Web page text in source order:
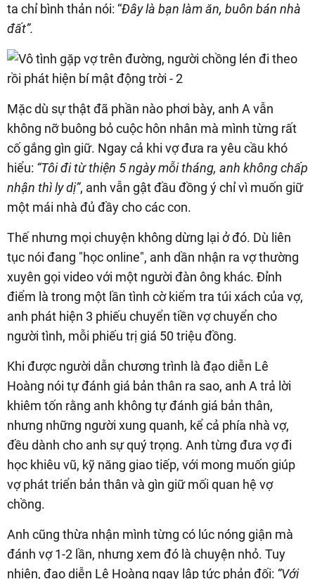
ta chỉ bình thản nói: “Đây là bạn làm ăn, buôn bán nhà
đất”.
Mặc dù sự thật đã phần nào phơi bày, anh A vẫn
không nỡ buông bỏ cuộc hôn nhân mà mình từng rất
cố gắng gìn giữ. Ngay cả khi vợ đưa ra yêu cầu khó
hiểu: “Tôi đi từ thiện 5 ngày mỗi tháng, anh không chấp
nhận thì ly dị”, anh vẫn gật đầu đồng ý chỉ vì muốn giữ
một mái nhà đủ đầy cho các con.
Thế nhưng mọi chuyện không dừng lại ở đó. Dù liên
tục nói đang "học online", anh dần nhận ra vợ thường
xuyên gọi video với một người đàn ông khác. Đỉnh
điểm là trong một lần tình cờ kiểm tra túi xách của vợ,
anh phát hiện 3 phiếu chuyển tiền vợ chuyển cho
người tình, mỗi phiếu trị giá 50 triệu đồng.
Khi được người dẫn chương trình là đạo diễn Lê
Hoàng nói tự đánh giá bản thân ra sao, anh A trả lời
khiêm tốn rằng anh không tự đánh giá bản thân,
nhưng những người xung quanh, kể cả phía nhà vợ,
đều dành cho anh sự quý trọng. Anh từng đưa vợ đi
học khiêu vũ, kỹ năng giao tiếp, với mong muốn giúp
vợ phát triển bản thân và gìn giữ mối quan hệ vợ
chồng.
Anh cũng thừa nhận mình từng có lúc nóng giận mà
đánh vợ 1-2 lần, nhưng xem đó là chuyện nhỏ. Tuy
nhiên, đạo diễn Lê Hoàng ngay lập tức phản đối: “Với